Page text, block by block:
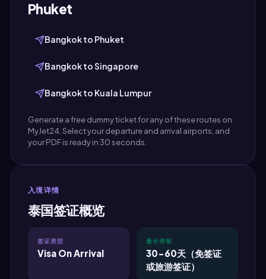
Phuket
Bangkok to Phuket
Bangkok to Singapore
Bangkok to Kuala Lumpur
Generate a free dummy ticket for any of these routes on
MyJet24. Select your departure and arrival airports, and
your PDF is ready in 30 seconds.
入境详情
泰国签证概览
签证类型
Visa On Arrival
最长停留
30-60天（免签证
或旅游签证）